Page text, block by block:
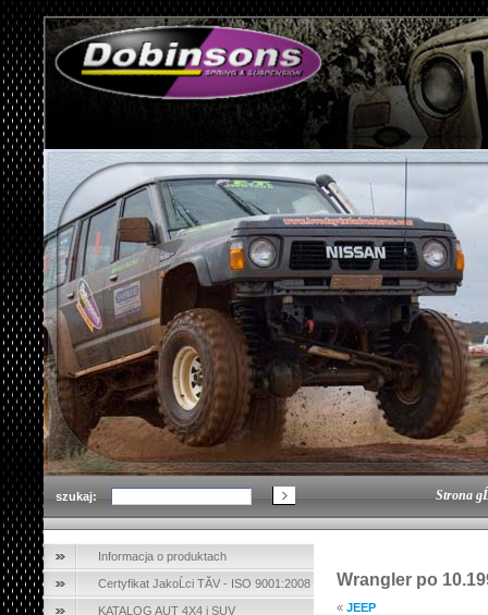
szukaj: Strona
Informacja o produktach
Certyfikat JakoĹci TĂV - ISO 9001:2008
KATALOG AUT 4X4 i SUV
Wrangler po
« JEEP